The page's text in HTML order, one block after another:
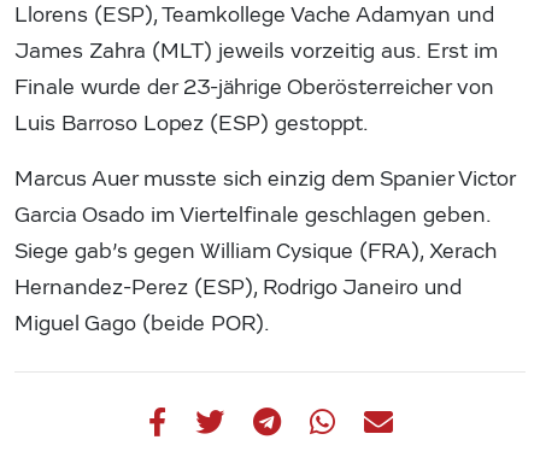
Llorens (ESP), Teamkollege Vache Adamyan und
James Zahra (MLT) jeweils vorzeitig aus. Erst im
Finale wurde der 23-jährige Oberösterreicher von
Luis Barroso Lopez (ESP) gestoppt.
Marcus Auer musste sich einzig dem Spanier Victor
Garcia Osado im Viertelfinale geschlagen geben.
Siege gab’s gegen William Cysique (FRA), Xerach
Hernandez-Perez (ESP), Rodrigo Janeiro und
Miguel Gago (beide POR).